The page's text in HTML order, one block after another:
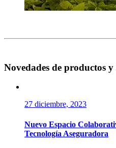
Novedades de productos y
27 diciembre, 2023
Nuevo Espacio
Tecnología Aseguradora